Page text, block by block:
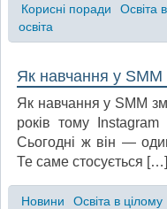
Корисні поради Освіта
освіта
Як навчання у SMM
Як навчання у SMM
років тому
Сьогодні ж він —
Те саме стосується […]
Новини Освіта в цілому